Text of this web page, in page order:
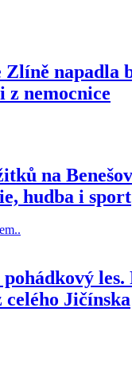
napadla
nemocnice
na
hudba i sport
les.
Jičínska